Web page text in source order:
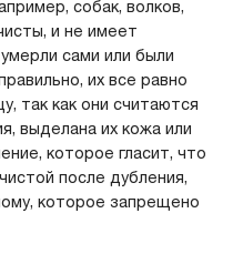
собак, волков,
и не имеет
сами или были
их все равно
так как они считаются
выделана их кожа или
которое гласит, что
после дубления,
которое запрещено